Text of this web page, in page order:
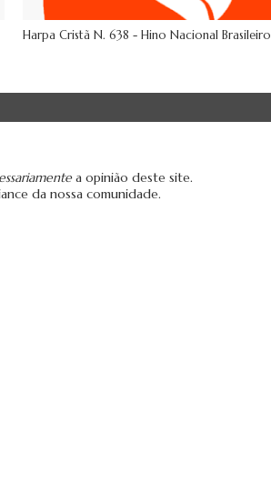
Harpa Cristã N. 638 - Hino Nacional Brasileiro
a opinião deste site.
da nossa comunidade.